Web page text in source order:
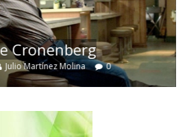
Cronenberg
Julio Martínez Molina 0